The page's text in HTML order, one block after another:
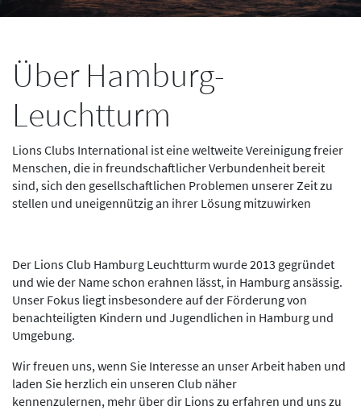
Über Hamburg-
Leuchtturm
Lions Clubs International ist eine weltweite Vereinigung freier
Menschen, die in freundschaftlicher Verbundenheit bereit
sind, sich den gesellschaftlichen Problemen unserer Zeit zu
stellen und uneigennützig an ihrer Lösung mitzuwirken
Der Lions Club Hamburg Leuchtturm wurde 2013 gegründet
und wie der Name schon erahnen lässt, in Hamburg ansässig.
Unser Fokus liegt insbesondere auf der Förderung von
benachteiligten Kindern und Jugendlichen in Hamburg und
Umgebung.
Wir freuen uns, wenn Sie Interesse an unser Arbeit haben und
laden Sie herzlich ein unseren Club näher
kennenzulernen, mehr über dir Lions zu erfahren und uns zu